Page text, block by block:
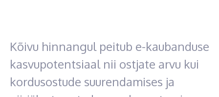
Kõivu hinnangul peitub e-kaubanduse
kasvupotentsiaal nii ostjate arvu kui
kordusostude suurendamises ja